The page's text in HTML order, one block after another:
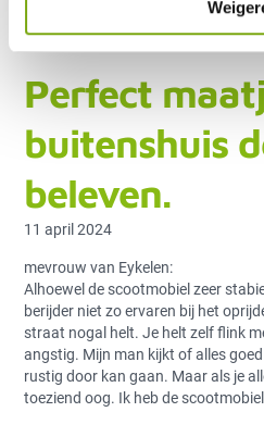
Perfect
buitenshuis
beleven.
11 april 2024
mevrouw van Eykelen:
Alhoewel de scootmobiel zeer
berijder niet zo ervaren bij het
straat nogal helt. Je helt zelf flink
angstig. Mijn man kijkt of alles
rustig door kan gaan. Maar als je
toeziend oog. Ik heb de